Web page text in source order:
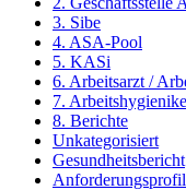
3. Sibe
4. ASA-Pool
5. KASi
6. Arbeitsarzt /
7.
8. Berichte
Unkategorisiert
Gesundheitsbericht